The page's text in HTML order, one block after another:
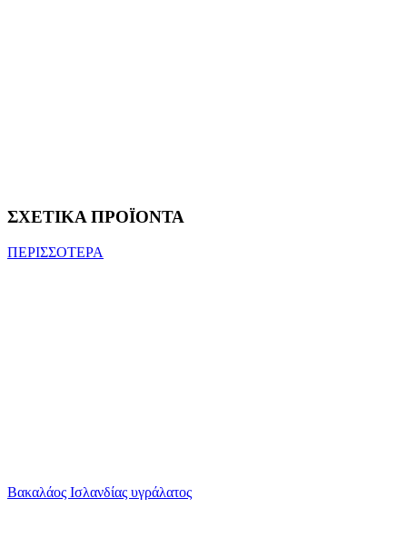
ΣΧΕΤΙΚΑ ΠΡΟΪΟΝΤΑ
ΠΕΡΙΣΣΟΤΕΡΑ
Βακαλάος Ισλανδίας υγράλατος